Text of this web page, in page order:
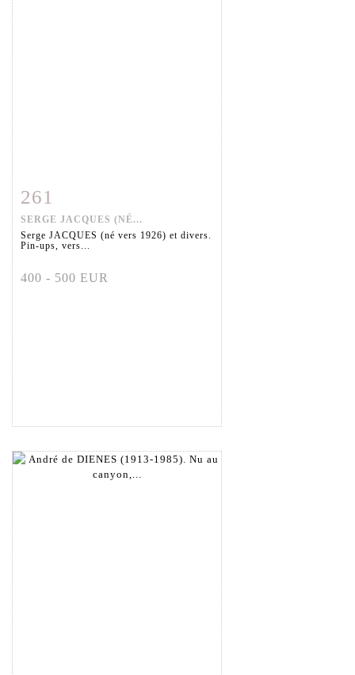
Fiche détaillée
261
SERGE JACQUES (NÉ...
Serge JACQUES (né vers 1926) et divers.
Pin-ups, vers...
400 - 500 EUR